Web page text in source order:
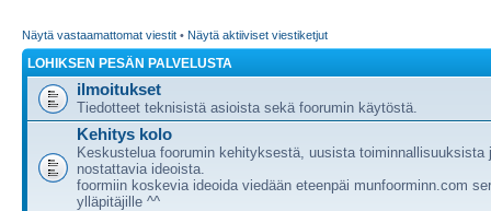
Näytä vastaamattomat viestit • Näytä aktiiviset viestiketjut
LOHIKSEN PESÄN PALVELUSTA
ilmoitukset
Tiedotteet teknisistä asioista sekä foorumin käytöstä.
Kehitys kolo
Keskustelua foorumin kehityksestä, uusista toiminnallisuuksista
nostattavia ideoista.
foormiin koskevia ideoida viedään eteenpäi munfoorminn.com
ylläpitäjille ^^